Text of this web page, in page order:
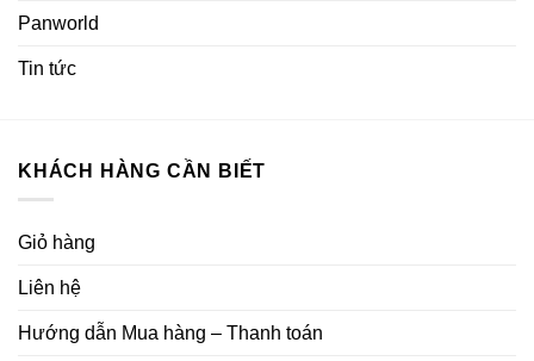
Panworld
Tin tức
KHÁCH HÀNG CẦN BIẾT
Giỏ hàng
Liên hệ
Hướng dẫn Mua hàng – Thanh toán